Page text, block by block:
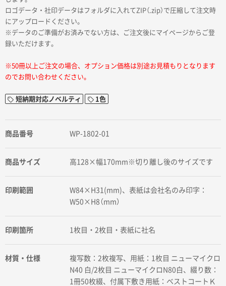
ロゴデータ・社印データはフォルダに入れてZIP（.zip）で圧縮して注文時
にアップロードください。
※データのご準備がお済みでない方は、ご注文後にマイページからご登
録いただけます。
※50冊以上ご注文の場合、オプション価格は別途お見積もりとなります
のでお問い合わせください。
短納期対応ノベルティ 1色
商品番号 WP-1802-01
商品サイズ 高128×幅170mm※切り離し後のサイズです
印刷範囲
W84×H31(mm)、表紙は会社名のみ印字：
W50×H8（mm）
印刷箇所 1枚目・2枚目・表紙に社名
材質・仕様
複写数：2枚複写、用紙：1枚目 ニューマイクロ
N40 白/2枚目 ニューマイクロN80白、綴り数：
1冊50枚綴、付属下敷き用紙：ベストコートＫ